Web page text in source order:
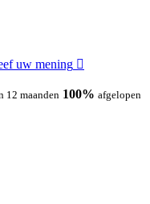
uw mening
12 maanden 100% afgelopen